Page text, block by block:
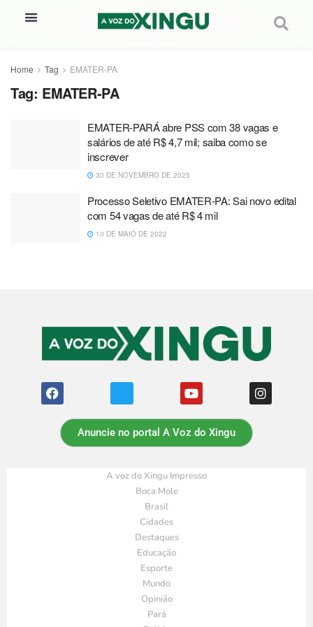
Home Tag EMATER-PA
Tag: EMATER-PA
EMATER-PARÁ abre PSS com 38 vagas e
salários de até R$ 4,7 mil; saiba como se
inscrever
30 DE NOVEMBRO DE 2025
Processo Seletivo EMATER-PA: Sai novo edital
com 54 vagas de até R$ 4 mil
10 DE MAIO DE 2022
Anuncie no portal A Voz do Xingu
A voz do Xingu Impresso
Boca Mole
Brasil
Cidades
Destaques
Educação
Esporte
Mundo
Opinião
Pará